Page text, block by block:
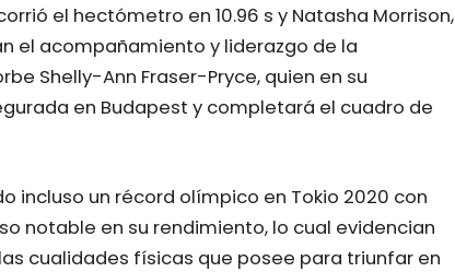
el hectómetro en 10.96 s y Natasha Morrison,
el acompañamiento y liderazgo de la
Shelly-Ann Fraser-Pryce, quien en su
en Budapest y completará el cuadro de
incluso un récord olímpico en Tokio 2020 con
notable en su rendimiento, lo cual evidencian
cualidades físicas que posee para triunfar en